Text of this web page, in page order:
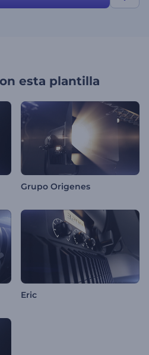
esta plantilla
Grupo Origenes
Eric